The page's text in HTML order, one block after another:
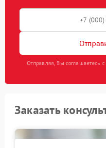
Отправляя, Вы соглашаетесь
Заказать